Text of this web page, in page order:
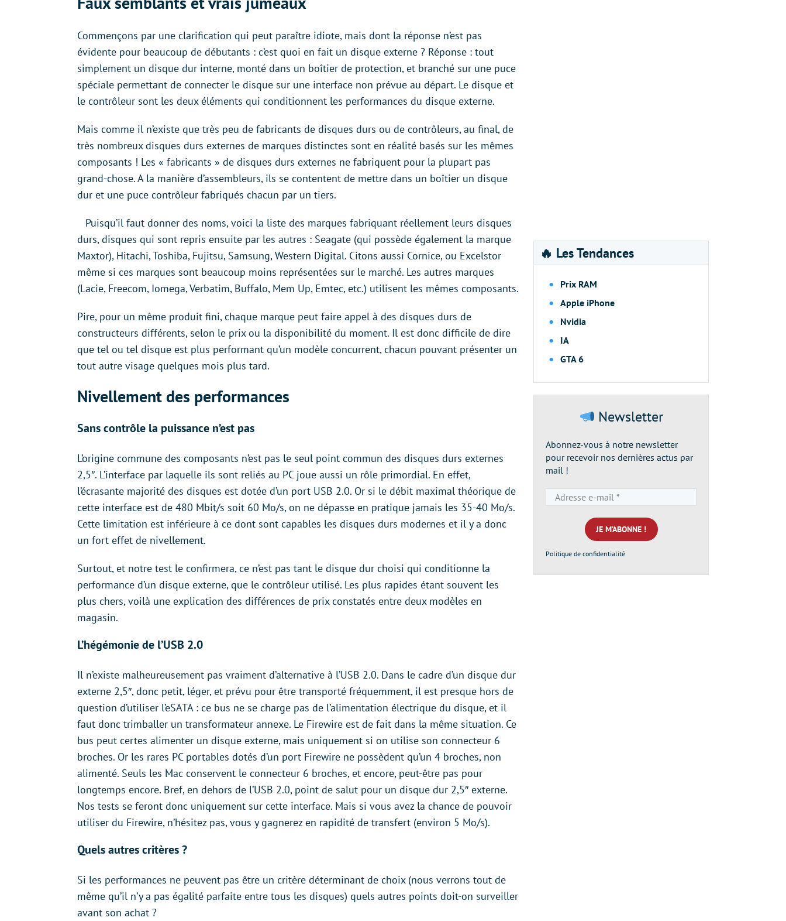
Commençons par une clarification qui peut paraître idiote, mais dont la réponse n’est pas
évidente pour beaucoup de débutants : c’est quoi en fait un disque externe ? Réponse : tout
simplement un disque dur interne, monté dans un boîtier de protection, et branché sur une puce
spéciale permettant de connecter le disque sur une interface non prévue au départ. Le disque et
le contrôleur sont les deux éléments qui conditionnent les performances du disque externe.
Mais comme il n’existe que très peu de fabricants de disques durs ou de contrôleurs, au final, de
très nombreux disques durs externes de marques distinctes sont en réalité basés sur les mêmes
composants ! Les « fabricants » de disques durs externes ne fabriquent pour la plupart pas
grand-chose. A la manière d’assembleurs, ils se contentent de mettre dans un boîtier un disque
dur et une puce contrôleur fabriqués chacun par un tiers.
Puisqu’il faut donner des noms, voici la liste des marques fabriquant réellement leurs disques
durs, disques qui sont repris ensuite par les autres : Seagate (qui possède également la marque
Maxtor), Hitachi, Toshiba, Fujitsu, Samsung, Western Digital. Citons aussi Cornice, ou Excelstor
même si ces marques sont beaucoup moins représentées sur le marché. Les autres marques
(Lacie, Freecom, Iomega, Verbatim, Buffalo, Mem Up, Emtec, etc.) utilisent les mêmes composants.
Pire, pour un même produit fini, chaque marque peut faire appel à des disques durs de
constructeurs différents, selon le prix ou la disponibilité du moment. Il est donc difficile de dire
que tel ou tel disque est plus performant qu’un modèle concurrent, chacun pouvant présenter un
tout autre visage quelques mois plus tard.
Nivellement des performances
Sans contrôle la puissance n’est pas
L’origine commune des composants n’est pas le seul point commun des disques durs externes
2,5″. L’interface par laquelle ils sont reliés au PC joue aussi un rôle primordial. En effet,
l’écrasante majorité des disques est dotée d’un port USB 2.0. Or si le débit maximal théorique de
cette interface est de 480 Mbit/s soit 60 Mo/s, on ne dépasse en pratique jamais les 35-40 Mo/s.
Cette limitation est inférieure à ce dont sont capables les disques durs modernes et il y a donc
un fort effet de nivellement.
Surtout, et notre test le confirmera, ce n’est pas tant le disque dur choisi qui conditionne la
performance d’un disque externe, que le contrôleur utilisé. Les plus rapides étant souvent les
plus chers, voilà une explication des différences de prix constatés entre deux modèles en
magasin.
L’hégémonie de l’USB 2.0
Il n’existe malheureusement pas vraiment d’alternative à l’USB 2.0. Dans le cadre d’un disque dur
externe 2,5″, donc petit, léger, et prévu pour être transporté fréquemment, il est presque hors de
question d’utiliser l’eSATA : ce bus ne se charge pas de l’alimentation électrique du disque, et il
faut donc trimballer un transformateur annexe. Le Firewire est de fait dans la même situation. Ce
bus peut certes alimenter un disque externe, mais uniquement si on utilise son connecteur 6
broches. Or les rares PC portables dotés d’un port Firewire ne possèdent qu’un 4 broches, non
alimenté. Seuls les Mac conservent le connecteur 6 broches, et encore, peut-être pas pour
longtemps encore. Bref, en dehors de l’USB 2.0, point de salut pour un disque dur 2,5″ externe.
Nos tests se feront donc uniquement sur cette interface. Mais si vous avez la chance de pouvoir
utiliser du Firewire, n’hésitez pas, vous y gagnerez en rapidité de transfert (environ 5 Mo/s).
Quels autres critères ?
Si les performances ne peuvent pas être un critère déterminant de choix (nous verrons tout de
même qu’il n’y a pas égalité parfaite entre tous les disques) quels autres points doit-on surveiller
avant son achat ?
🔥 Les Tendances
Prix RAM
Apple iPhone
Nvidia
IA
GTA 6
Newsletter
Abonnez-vous à notre newsletter
pour recevoir nos dernières actus par
mail !
e-
mail
*
Politique de confidentialité